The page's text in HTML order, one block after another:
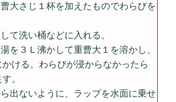
大さじ１杯を加えたものでわらびを
て洗い桶などに入れる。
を３Ｌ沸かして重曹大１を溶かし、
ける。わらびが浸からなかったら
。
出ないように、ラップを水面に乗せ